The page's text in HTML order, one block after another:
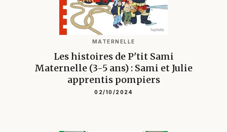
MATERNELLE
Les histoires de P'tit Sami
Maternelle (3-5 ans) : Sami et Julie
apprentis pompiers
02/10/2024